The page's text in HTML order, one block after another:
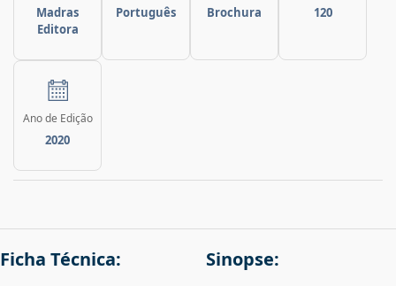
Madras
Editora
Português Brochura 120
Ano de Edição
2020
Ficha Técnica: Sinopse: